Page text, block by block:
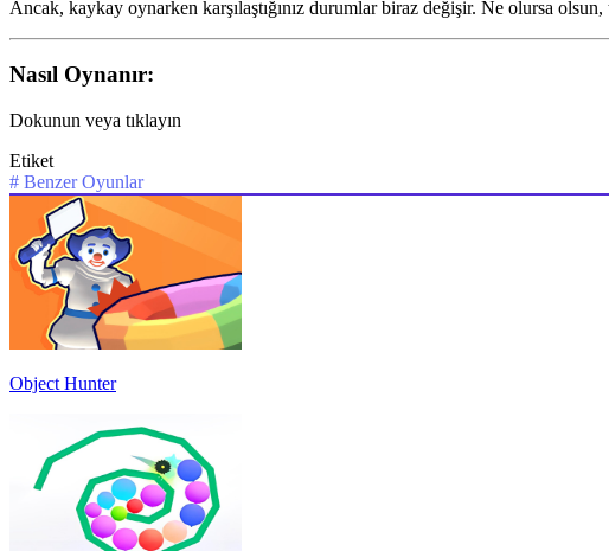
Ancak, kaykay oynarken karşılaştığınız durumlar biraz değişir. Ne olursa
Nasıl Oynanır:
Dokunun veya tıklayın
Etiket
# Benzer Oyunlar
Object Hunter